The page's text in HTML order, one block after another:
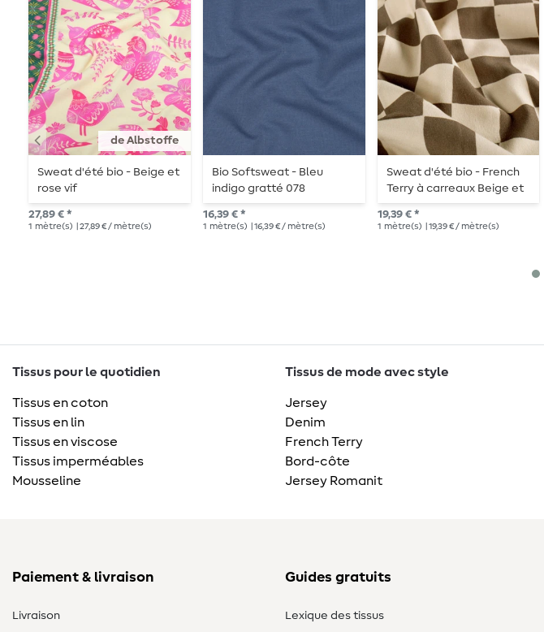
de Albstoffe
Sweat d'été bio - Beige et
rose vif
27,89 € *
1 mètre(s) | 27,89 € / mètre(s)
Bio Softsweat - Bleu
indigo gratté 078
16,39 € *
1 mètre(s) | 16,39 € / mètre(s)
Sweat d'été bio - French
Terry à carreaux Beige et
Vert
19,39 € *
1 mètre(s) | 19,39 € / mètre(s)
Tissus pour le quotidien
Tissus en coton
Tissus en lin
Tissus en viscose
Tissus imperméables
Mousseline
Tissus de mode avec style
Jersey
Denim
French Terry
Bord-côte
Jersey Romanit
Paiement & livraison
Livraison
Guides gratuits
Lexique des tissus